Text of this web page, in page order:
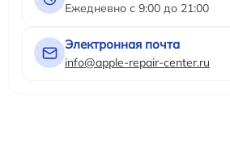
Ежедневно с 9:00 до 21:00
Электронная почта
info@apple-repair-center.ru